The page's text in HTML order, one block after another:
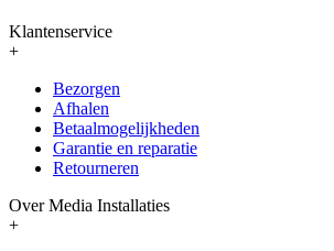
Klantenservice
+
Bezorgen
Afhalen
Betaalmogelijkheden
Garantie en reparatie
Retourneren
Over Media Installaties
+